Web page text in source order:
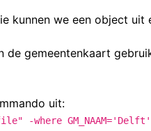
kunnen we een object uit
de gemeentenkaart
uit:
-where